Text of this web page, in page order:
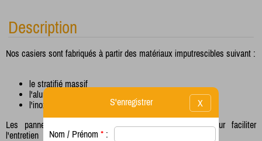
Description
Nos casiers sont fabriqués à partir des matériaux imputrescibles suivant :
le stratifié massif
l'aluminium
l'inox
Les panneaux stratifiés ont une finition satiné lisse pour faciliter
l'entretien
X
S'enregistrer
Nom / Prénom * :